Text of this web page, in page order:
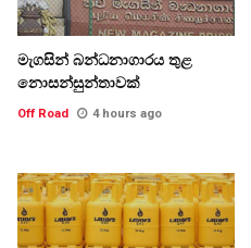
මැගසින් බන්ධනාගාරය තුළ
නොසන්සුන්තාවක්
Off Road 4 hours ago